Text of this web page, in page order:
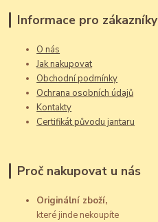
Informace pro zákazníky
O nás
Jak nakupovat
Obchodní podmínky
Ochrana osobních údajů
Kontakty
Certifikát původu jantaru
Proč nakupovat u nás
Originální zboží,
které jinde nekoupíte